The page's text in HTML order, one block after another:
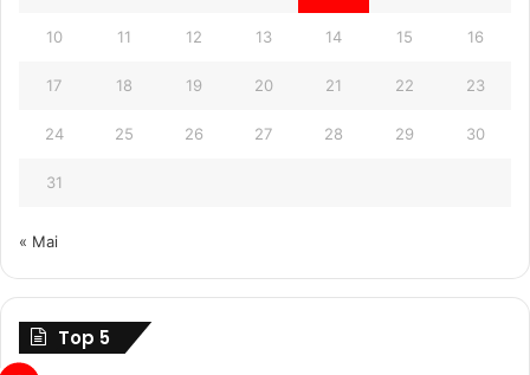
10 11 12 13 14 15 16
17 18 19 20 21 22 23
24 25 26 27 28 29 30
31
« Mai
Top 5